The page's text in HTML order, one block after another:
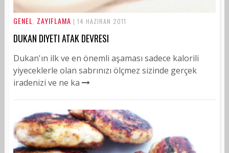
GENEL, ZAYIFLAMA | 14 HAZIRAN 2011
DUKAN DIYETI ATAK DEVRESI
Dukan'ın ilk ve en önemli aşaması sadece kalorili
yiyeceklerle olan sabrınızı ölçmez sizinde gerçek
iradenizi ve ne ka